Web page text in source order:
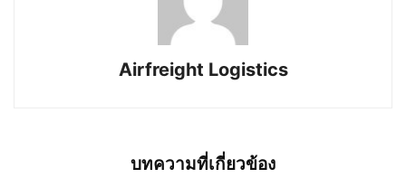
Airfreight Logistics
บทความที่เกี่ยวข้อง